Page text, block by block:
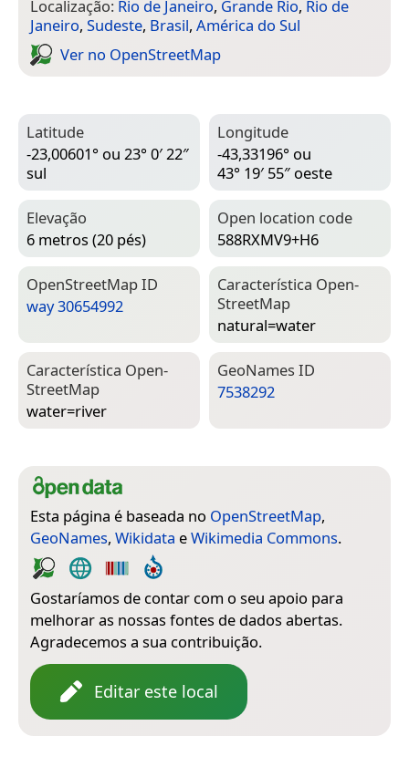
Localização: Rio de Janeiro, Grande Rio, Rio de
Janeiro, Sudeste, Brasil, América do Sul
Ver no Open­Street­Map
Latitude
-23,00601° ou 23° 0′ 22″
sul
Longitude
-43,33196° ou
43° 19′ 55″ oeste
Elevação
6 metros (20 pés)
Open location code
588RXMV9+H6
Open­Street­Map ID
way 30654992
Característica Open­
Street­Map
natural=­water
Característica Open­
Street­Map
water=­river
Geo­Names ID
7538292
Esta página é baseada no OpenStreetMap,
GeoNames, Wikidata eWikimedia Commons.
Gostaríamos de contar com o seu apoio para
melhorar as nossas fontes de dados abertas.
Agradecemos a sua contribuição.
Editar este local